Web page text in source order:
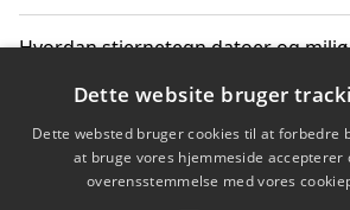
Hvordan stjernetegn datoer og
Bæredygtige gadgets til en
Dette website bruger
Dette websted bruger cookies til at forbedre
at bruge vores hjemmeside accepterer
overensstemmelse med vores